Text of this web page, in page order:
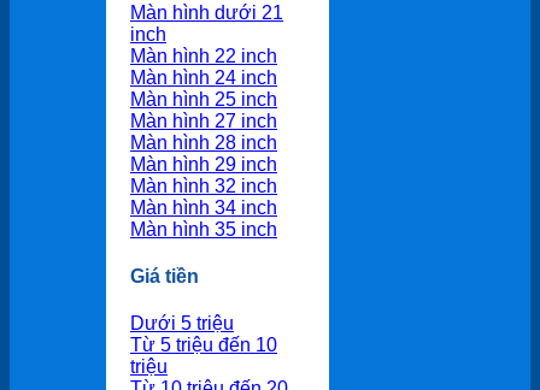
Màn hình dưới 21
inch
Màn hình 22 inch
Màn hình 24 inch
Màn hình 25 inch
Màn hình 27 inch
Màn hình 28 inch
Màn hình 29 inch
Màn hình 32 inch
Màn hình 34 inch
Màn hình 35 inch
Giá tiền
Dưới 5 triệu
Từ 5 triệu đến 10
triệu